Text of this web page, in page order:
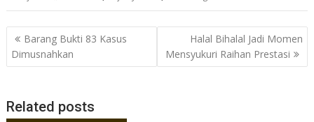
b
o
o
k
er s
A
p
gr
a
m
Navigasi
pos
Barang Bukti 83 Kasus
Dimusnahkan
Halal Bihalal Jadi Momen
Mensyukuri Raihan Prestasi
Related posts